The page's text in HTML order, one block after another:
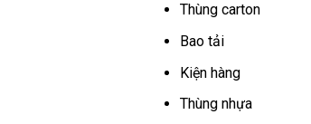
Thùng carton
Bao tải
Kiện hàng
Thùng nhựa